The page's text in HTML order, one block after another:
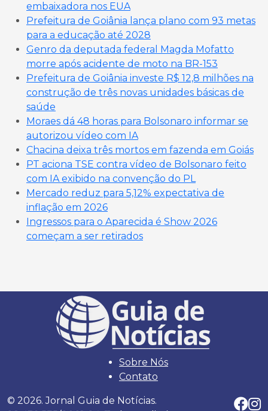
embaixadora nos EUA
Prefeitura de Goiânia lança plano com 93 metas
para a educação até 2028
Genro da deputada federal Magda Mofatto
morre após acidente de moto na BR-153
Prefeitura de Goiânia investe R$ 12,8 milhões na
construção de três novas unidades básicas de
saúde
Moraes dá 48 horas para Bolsonaro informar se
autorizou vídeo com IA
Chacina deixa três mortos em fazenda em Goiás
PT aciona TSE contra vídeo de Bolsonaro feito
com IA exibido na convenção do PL
Mercado reduz para 5,12% expectativa de
inflação em 2026
Ingressos para o Aparecida é Show 2026
começam a ser retirados
Sobre Nós
Contato
© 2026. Jornal Guia de Notícias.